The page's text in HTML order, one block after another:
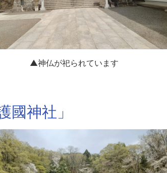
▲神仏が祀られています
神社」